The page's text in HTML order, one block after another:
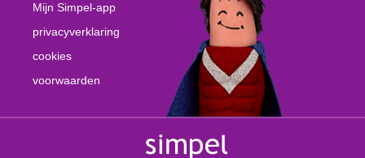
Mijn Simpel-app
privacyverklaring
cookies
voorwaarden